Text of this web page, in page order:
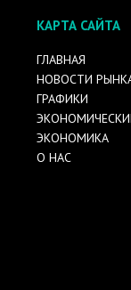
КАРТА САЙТА
ГЛАВНАЯ
НОВОСТИ
ГРАФИКИ
ЭКОНОМИКА
О НАС